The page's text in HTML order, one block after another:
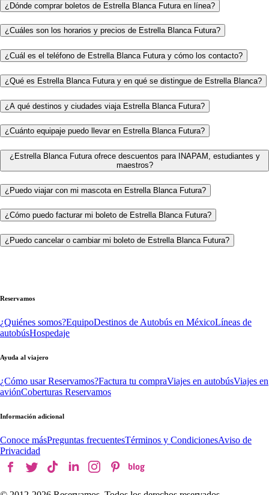
¿Dónde comprar boletos de Estrella Blanca Futura en línea?
¿Cuáles son los horarios y precios de Estrella Blanca Futura?
¿Cuál es el teléfono de Estrella Blanca Futura y cómo los contacto?
¿Qué es Estrella Blanca Futura y en qué se distingue de Estrella Blanca?
¿A qué destinos y ciudades viaja Estrella Blanca Futura?
¿Cuánto equipaje puedo llevar en Estrella Blanca Futura?
¿Estrella Blanca Futura ofrece descuentos para INAPAM, estudiantes y
maestros?
¿Puedo viajar con mi mascota en Estrella Blanca Futura?
¿Cómo puedo facturar mi boleto de Estrella Blanca Futura?
¿Puedo cancelar o cambiar mi boleto de Estrella Blanca Futura?
Reservamos
¿Quiénes somos?EquipoDestinos de Autobús en MéxicoLíneas de
autobúsHospedaje
Ayuda al viajero
¿Cómo usar Reservamos?Factura tu compraViajes en autobúsViajes en
aviónCoberturas Reservamos
Información adicional
Conoce másPreguntas frecuentesTérminos y CondicionesAviso de
Privacidad